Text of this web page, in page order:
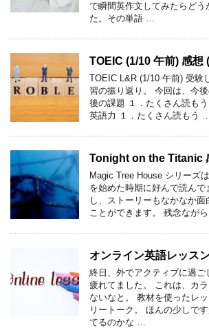
で瞬間英作文してみたらどう
た。その単語 …
TOEIC (1/10 午前) 感
TOEIC L&R (1/10 午前) 受験
習の振り返り。 今回は、今
後の課題 １．たくさん読も
英語力 １．たくさん読もう
Tonight on the Titanic
Magic Tree House シリーズ
を始めた時期に好んで読ん
し、ストーリーもなかなか
ことができます。 残念なが
オンライン英語レッス
終日、外でアクティブに過ご
疲れてました。 これは、カ
ないなと。 教材を使ったレ
リートーク。 ほんの少しで
てるのかな …